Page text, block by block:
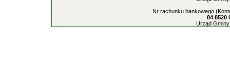
Nr rachunku bankowego
84 8520
Urząd